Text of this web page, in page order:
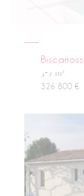
472 m 2.
326 800 €